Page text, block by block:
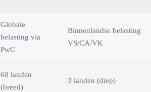
Globale
belasting via
PwC
Binnenlandse belasting
VS/CA/VK
60 landen
(breed)
3 landen (diep)